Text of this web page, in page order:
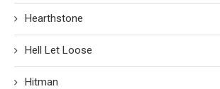
Hearthstone
Hell Let Loose
Hitman